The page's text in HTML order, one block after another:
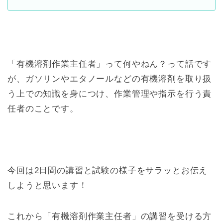
「有機溶剤作業主任者」って何やねん？って話です
が、ガソリンやエタノールなどの有機溶剤を取り扱
う上での知識を身につけ、作業管理や指示を行う責
任者のことです。
今回は2日間の講習と試験の様子をサラッとお伝え
しようと思います！
これから「有機溶剤作業主任者」の講習を受ける方